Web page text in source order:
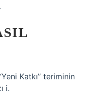
Katkı” teriminin
i.